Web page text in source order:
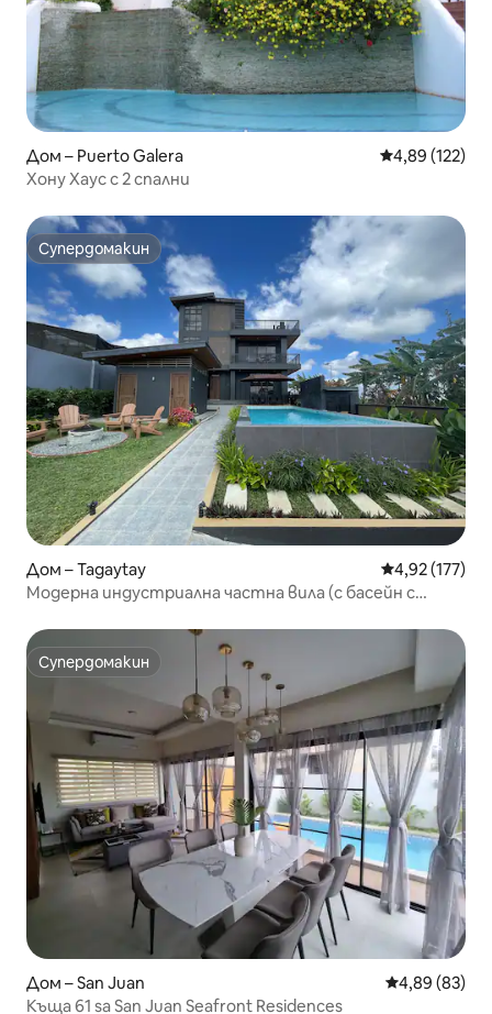
Дом – Puerto Galera Средна
4,89 (122)
Хону Хаус с 2 спални
Супердомакин
Супердомакин
Дом – Tagaytay Средна
4,92 (177)
Модерна индустриална частна вила (с басейн с
Супердомакин
Супердомакин
Дом – San Juan Средна
4,89 (83)
Къща 61 sa San Juan Seafront Residences